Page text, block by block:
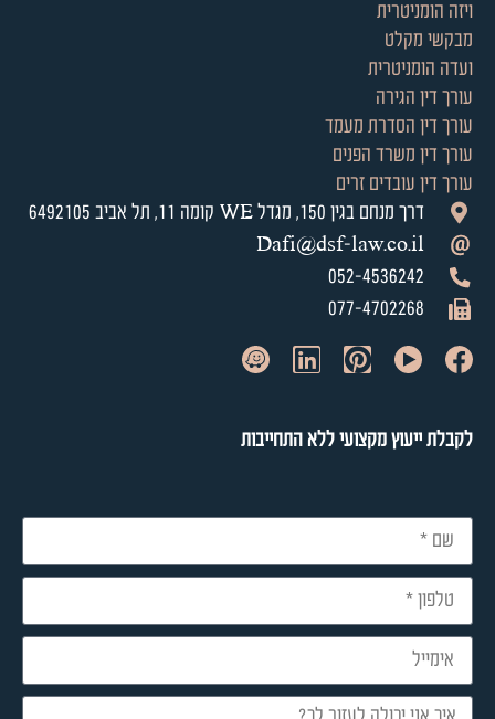
ויזה הומניטרית
מבקשי מקלט
ועדה הומניטרית
עורך דין הגירה
עורך דין הסדרת מעמד
עורך דין משרד הפנים
עורך דין עובדים זרים
דרך מנחם בגין 150, מגדל WE קומה 11, תל אביב 6492105
Dafi@dsf-law.co.il
052-4536242
077-4702268
לקבלת ייעוץ מקצועי ללא התחייבות​